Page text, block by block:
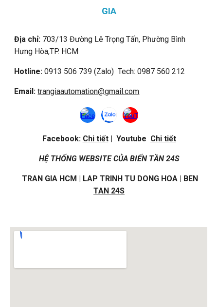
GIA
Địa chỉ: 703/13 Đường Lê Trọng Tấn, Phường Bình
Hưng Hòa,TP. HCM
Hotline: 0913 506 739 (Zalo) Tech: 0987 560 212
Email:trangiaautomation@gmail.com
Facebook: Chi tiết| Youtube Chi tiết
HỆ THỐNG WEBSITE CỦA BIẾN TẦN 24S
TRAN GIA HCM | LAP TRINH TU DONG HOA | BEN
TAN 24S